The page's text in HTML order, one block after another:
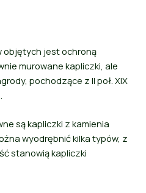
objętych jest ochroną
murowane kapliczki, ale
pochodzące z II poł. XIX
są kapliczki z kamienia
wyodrębnić kilka typów, z
stanowią kapliczki